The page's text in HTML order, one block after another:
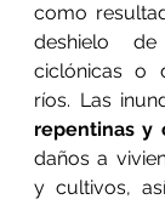
como
deshielo
ciclónicas o
repentinas y
daños a
y cultivos,